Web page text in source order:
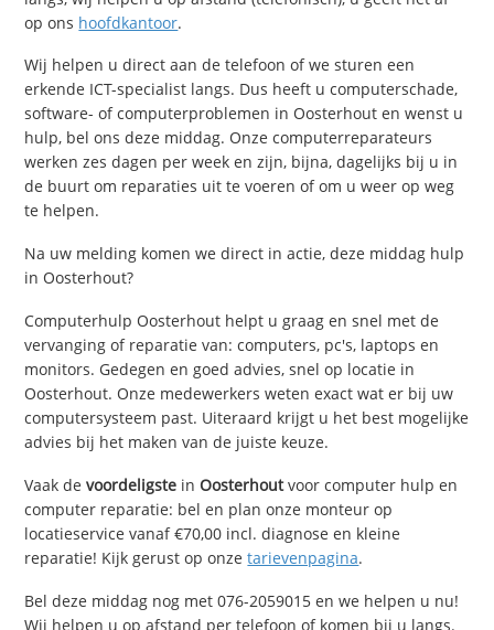
op ons hoofdkantoor.
Wij helpen u direct aan de telefoon of we sturen een
erkende ICT-specialist langs. Dus heeft u computerschade,
software- of computerproblemen in Oosterhout en wenst u
hulp, bel ons deze middag. Onze computerreparateurs
werken zes dagen per week en zijn, bijna, dagelijks bij u in
de buurt om reparaties uit te voeren of om u weer op weg
te helpen.
Na uw melding komen we direct in actie, deze middag hulp
in Oosterhout?
Computerhulp Oosterhout helpt u graag en snel met de
vervanging of reparatie van: computers, pc's, laptops en
monitors. Gedegen en goed advies, snel op locatie in
Oosterhout. Onze medewerkers weten exact wat er bij uw
computersysteem past. Uiteraard krijgt u het best mogelijke
advies bij het maken van de juiste keuze.
Vaak devoordeligste inOosterhoutvoor computer hulp en
computer reparatie: bel en plan onze monteur op
locatieservice vanaf €70,00 incl. diagnose en kleine
reparatie! Kijk gerust op onzetarievenpagina.
Bel deze middag nog met 076-2059015 en we helpen u nu!
Wij helpen u op afstand per telefoon of komen bij u langs.